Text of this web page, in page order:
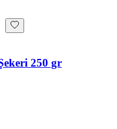
250 gr